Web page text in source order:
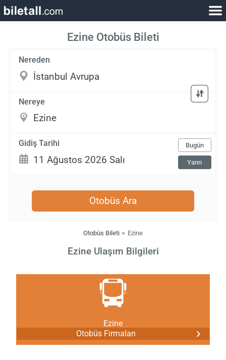
Ezine Otobüs Bileti
Nereden
Nereye
Gidiş Tarihi Bugün
Yarın
Otobüs Ara
Otobüs Bileti Ezine
Ezine Ulaşım Bilgileri
Ezine
Otobüs Firmaları